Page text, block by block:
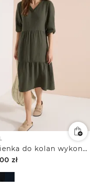
Sukienka do kolan wykonana z muślinu
zł